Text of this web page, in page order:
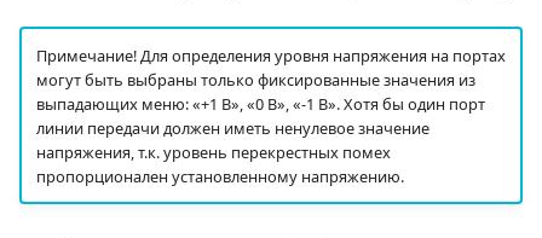
Примечание! Для определения уровня напряжения на портах
могут быть выбраны только фиксированные значения из
выпадающих меню: «+1 В», «0 В», «-1 В». Хотя бы один порт
линии передачи должен иметь ненулевое значение
напряжения, т.к. уровень перекрестных помех
пропорционален установленному напряжению.